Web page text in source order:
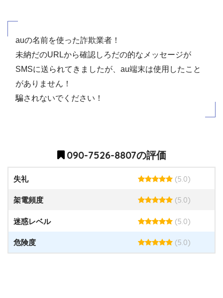
auの名前を使った詐欺業者！
未納だのURLから確認しろだの的なメッセージが
SMSに送られてきましたが、au端末は使用したこと
がありません！
騙されないでください！
090-7526-8807の評価
失礼 (5.0)
架電頻度 (5.0)
迷惑レベル (5.0)
危険度 (5.0)